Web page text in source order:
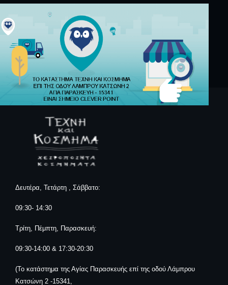
Δευτέρα, Τετάρτη , Σάββατο:
09:30- 14:30
Τρίτη, Πέμπτη, Παρασκευή:
09:30-14:00 & 17:30-20:30
(Το κατάστημα της Αγίας Παρασκευής επί της οδού Λάμπρου
Κατσώνη 2 -15341,